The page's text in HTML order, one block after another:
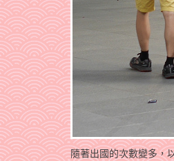
隨著出國的次數變多，